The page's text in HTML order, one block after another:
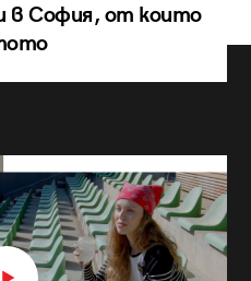
в София, от които